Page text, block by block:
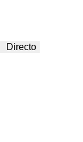
Directo